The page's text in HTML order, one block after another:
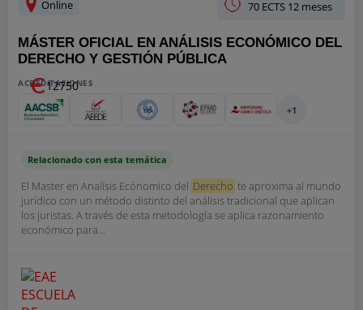
Online 70 ECTS 12 meses
MÁSTER OFICIAL EN ANÁLISIS ECONÓMICO DEL
DERECHO Y GESTIÓN PÚBLICA
12750
ACREDITACIONES
+1
Relacionado con esta temática
El Master en Analísis Ecónomico del Derecho te aproxima al mundo
jurídico con un método distinto del análisis tradicional que aplican
los juristas. A través de esta metodología se aplica razonamiento
económico para...